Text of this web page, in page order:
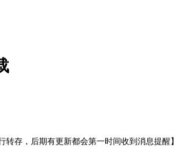
存，后期有更新都会第一时间收到消息提醒】